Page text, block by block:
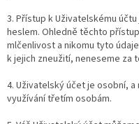
3. Přístup k Uživatelskému
heslem. Ohledně těchto
mlčenlivost a nikomu tyto
k jejich zneužití, neneseme za
4. Uživatelský účet je osobní,
využívání třetím osobám.